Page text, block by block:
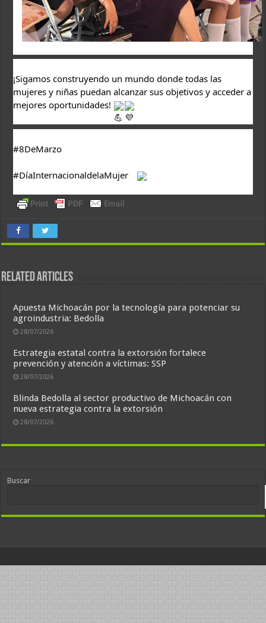
¡Sigamos construyendo un mundo donde todas las
mujeres y niñas puedan alcanzar sus objetivos y acceder a
mejores oportunidades!
#8DeMarzo
#DíaInternacionaldelaMujer
Related Articles
Apuesta Michoacán por la tecnología para potenciar su
agroindustria: Bedolla
28/07/2026
Estrategia estatal contra la extorsión fortalece
prevención y atención a víctimas: SSP
28/07/2026
Blinda Bedolla al sector productivo de Michoacán con
nueva estrategia contra la extorsión
28/07/2026
Buscar